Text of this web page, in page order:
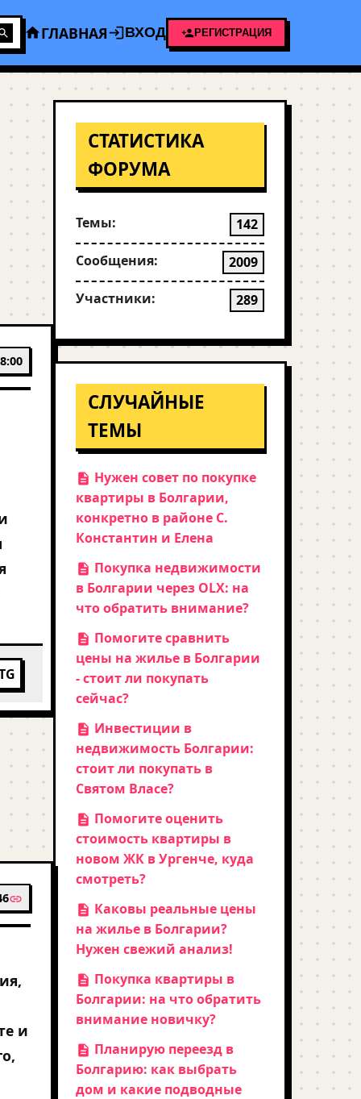
ГЛАВНАЯ ВХОД РЕГИСТРАЦИЯ
и
СТАТИСТИКА
ФОРУМА
Темы: 142
Сообщения: 2009
Участники: 289
СЛУЧАЙНЫЕ
ТЕМЫ
Нужен совет по покупке
квартиры в Болгарии,
конкретно в районе С.
Константин и Елена
Покупка недвижимости
в Болгарии через OLX: на
что обратить внимание?
Помогите сравнить
цены на жилье в Болгарии
- стоит ли покупать
сейчас?
Инвестиции в
недвижимость Болгарии:
стоит ли покупать в
Святом Власе?
Помогите оценить
стоимость квартиры в
новом ЖК в Ургенче, куда
смотреть?
Каковы реальные цены
на жилье в Болгарии?
Нужен свежий анализ!
Покупка квартиры в
Болгарии: на что обратить
внимание новичку?
Планирую переезд в
Болгарию: как выбрать
дом и какие подводные